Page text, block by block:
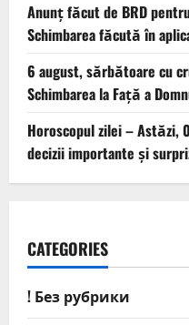
Anunț făcut de BRD
Schimbarea făcută în
6 august, sărbătoare cu
Schimbarea la Față a
Horoscopul zilei – Astăzi,
decizii importante și
CATEGORIES
! Без рубрики